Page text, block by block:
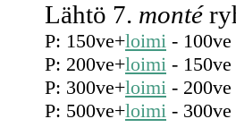
Lähtö 7. monté
P: 150ve+loimi -
P: 200ve+loimi -
P: 300ve+loimi -
P: 500ve+loimi -